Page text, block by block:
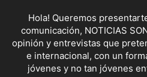
Hola! Queremos
comunicación, NOTICIAS
opinión y entrevistas que
e internacional, con un
jóvenes y no tan jóvenes